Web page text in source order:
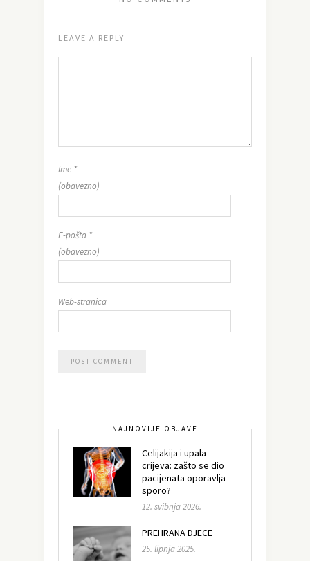
LEAVE A REPLY
Ime *
(obavezno)
E-pošta *
(obavezno)
Web-stranica
NAJNOVIJE OBJAVE
Celijakija i upala
crijeva: zašto se dio
pacijenata oporavlja
sporo?
12. svibnja 2026.
PREHRANA DJECE
25. lipnja 2025.